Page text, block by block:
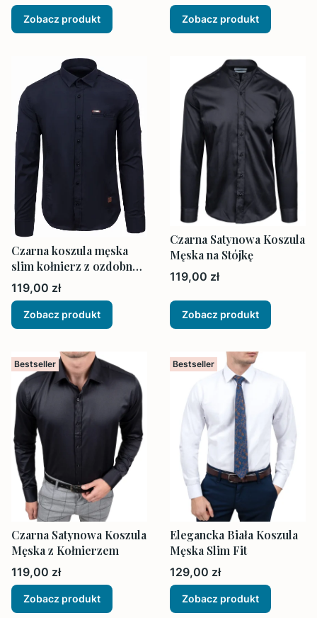
Zobacz produkt Zobacz produkt
Czarna koszula męska
slim kołnierz z ozdobną
kieszonka
Cena
119,00 zł
Zobacz produkt
Czarna Satynowa Koszula
Męska na Stójkę
Cena
119,00 zł
Zobacz produkt
Bestseller
Czarna Satynowa Koszula
Męska z Kołnierzem
Cena
119,00 zł
Zobacz produkt
Bestseller
Elegancka Biała Koszula
Męska Slim Fit
Cena
129,00 zł
Zobacz produkt